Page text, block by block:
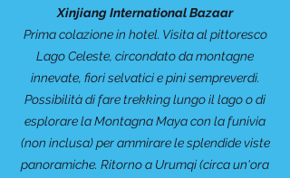
Xinjiang International Bazaar
Prima colazione in hotel. Visita al pittoresco
Lago Celeste, circondato da montagne
innevate, fiori selvatici e pini sempreverdi.
Possibilità di fare trekking lungo il lago o di
esplorare la Montagna Maya con la funivia
(non inclusa) per ammirare le splendide viste
panoramiche. Ritorno a Urumqi (circa un'ora